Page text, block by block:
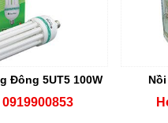
Đông 5UT5 100W